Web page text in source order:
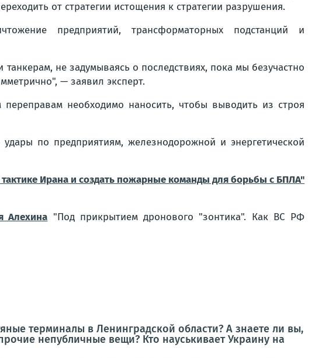
от стратегии истощения к стратегии разрушения.
предприятий, трансформаторных подстанций и
не задумываясь о последствиях, пока мы безучастно
— заявил эксперт.
необходимо наносить, чтобы выводить из строя
по предприятиям, железнодорожной и энергетической
Ирана и создать пожарные команды для борьбы с БПЛА"
Алехина "Под прикрытием дронового "зонтика". Как ВС РФ
терминалы в Ленинградской области? А знаете ли вы,
непубличные вещи? Кто науськивает Украину на